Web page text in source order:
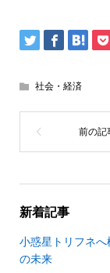
社会・経済
新着記事
小惑星トリフネ
の未来